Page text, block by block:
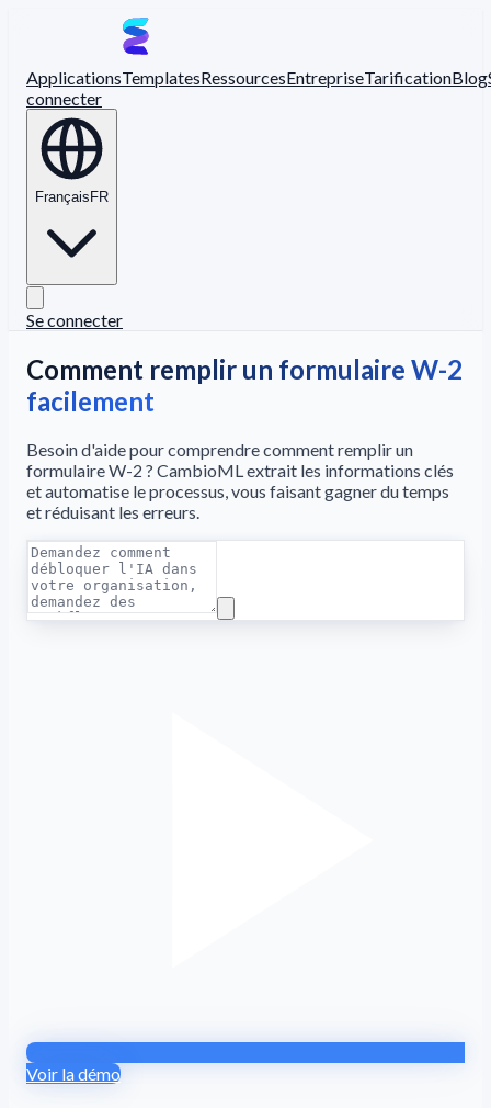
ApplicationsTemplatesRessourcesEntrepriseTarificationBlog
connecter
Français FR
Se connecter
Comment remplir un formulaire W-2
facilement
Besoin d'aide pour comprendre comment remplir un
formulaire W-2 ? CambioML extrait les informations clés
et automatise le processus, vous faisant gagner du temps
et réduisant les erreurs.
Voir la démo